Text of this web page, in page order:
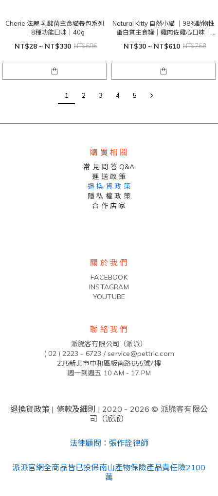
Cherie 法麗 乳酸菌主食貓餐包系列
｜8種功能口味｜40g
NT$28 ~ NT$330 NT$696
Natural Kitty 自然小貓 ｜98%動物性
蛋白質主食罐｜雞肉佐雞心口味｜
NT$30 ~ NT$610 NT$768
1 2 3 4 5
購 買 相 關
常 見 問 答 Q&A
運 送 政 策
退 換 貨 政 策
隱 私 權 政 策
合 作 店 家
關 於 我 們
FACEBOOK
INSTAGRAM
YOUTUBE
聯 絡 我 們
派脆客有限公司（派派）
( 02 ) 2223 - 6723 / service@pettric.com
235新北市中和區板南路655號7樓
週一到週五 10 AM - 17 PM
退換貨政策 | 條款及細則 | 2020 - 2026 © 派脆客有限公
司（派派）
法律顧問：張作詮律師
派派官網全商品皆已投保南山產物保險產品責任險2100
萬